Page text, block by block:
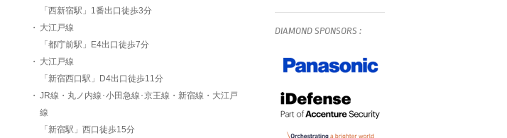
「西新宿駅」1番出口徒歩3分
・ 大江戸線
「都庁前駅」E4出口徒歩7分
・ 大江戸線
「新宿西口駅」D4出口徒歩11分
・ JR線・丸ノ内線･小田急線･京王線・新宿線・大江戸
線
「新宿駅」西口徒歩15分
DIAMOND SPONSORS :